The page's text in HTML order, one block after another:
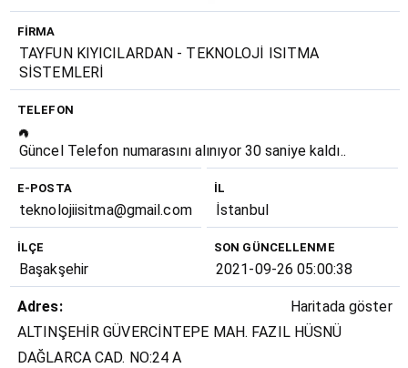
FIRMA
TAYFUN KIYICILARDAN - TEKNOLOJİ ISITMA
SİSTEMLERİ
TELEFON
Loading...Güncel Telefon numarasını alınıyor 30 saniye kaldı..
E-POSTA
teknolojiisitma@gmail.com
İL
İstanbul
İLÇE
Başakşehir
SON GÜNCELLENME
2021-09-26 05:00:38
Adres:
Haritada göster
ALTINŞEHİR GÜVERCİNTEPE MAH. FAZIL HÜSNÜ
DAĞLARCA CAD. NO:24 A